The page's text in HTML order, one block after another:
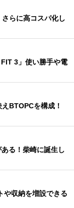
らに高コスパ化し
3」使い勝手や電
BTOPCを構成！
る！柴崎に誕生し
や収納を増設できる